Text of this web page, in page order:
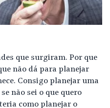
que surgiram. Por que
não dá para planejar
Consigo planejar uma
não sei o que quero
como planejar o